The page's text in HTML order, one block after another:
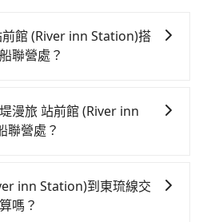
館 (River inn Station)搭
聯營處？
鐵較貴、費時，且難叫計程車
一班車07:13到末班車21:58，
栗縣苗栗市) 前往最靠近的苗
費約300元、車程約19分
漫旅 站前館 (River inn
聯營處？
用車，停車費與租車費用都是
inn Station)到東琉線交
嗎？